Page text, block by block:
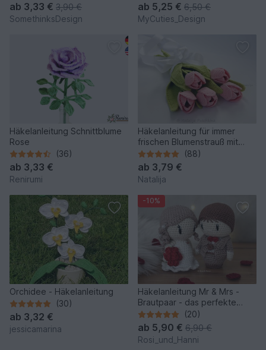
ab 3,33 € 3,90 €
SomethinksDesign
ab 5,25 € 6,50 €
MyCuties_Design
Häkelanleitung Schnittblume
Rose
(36)
ab 3,33 €
Renirumi
Häkelanleitung für immer
frischen Blumenstrauß mit
Tulpen
(88)
ab 3,79 €
Natalija
Orchidee - Häkelanleitung
(30)
ab 3,32 €
jessicamarina
-10%
Häkelanleitung Mr & Mrs -
Brautpaar - das perfekte
Hochzeitsgeschenk
(20)
ab 5,90 € 6,90 €
Rosi_und_Hanni